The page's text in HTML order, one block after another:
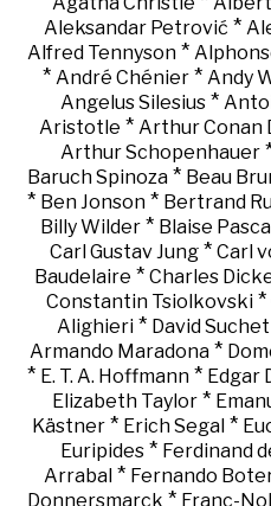
Aleksandar Petrović *
Alfred Tennyson*
* André Chénier* Andy
Angelus Silesius *
Aristotle * Arthur Conan
Arthur Schopenhauer
Baruch Spinoza * Beau
* Ben Jonson* Bertrand
Billy Wilder* Blaise Pascal
Carl Gustav Jung * Carl
Baudelaire * Charles
Constantin Tsiolkovski *
Alighieri* David Suchet
Armando Maradona*
* E. T. A. Hoffmann * Edgar
Elizabeth Taylor *
Kästner * Erich Segal *
Euripides* Ferdinand
Arrabal * Fernando
Donnersmarck * Franc-